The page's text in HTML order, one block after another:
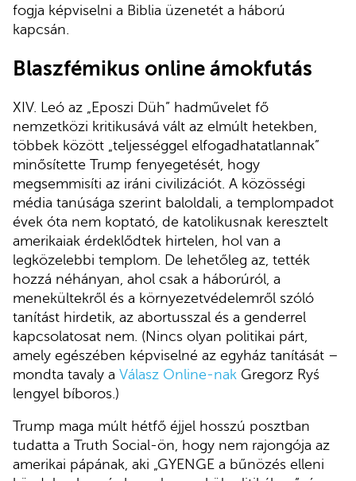
fogja képviselni a Biblia üzenetét a háború
kapcsán.
Blaszfémikus online ámokfutás
XIV. Leó az „Eposzi Düh” hadművelet fő
nemzetközi kritikusává vált az elmúlt hetekben,
többek között „teljességgel elfogadhatatlannak”
minősítette Trump fenyegetését, hogy
megsemmisíti az iráni civilizációt. A közösségi
média tanúsága szerint baloldali, a templompadot
évek óta nem koptató, de katolikusnak keresztelt
amerikaiak érdeklődtek hirtelen, hol van a
legközelebbi templom. De lehetőleg az, tették
hozzá néhányan, ahol csak a háborúról, a
menekültekről és a környezetvédelemről szóló
tanítást hirdetik, az abortusszal és a genderrel
kapcsolatosat nem. (Nincs olyan politikai párt,
amely egészében képviselné az egyház tanítását –
mondta tavaly a Válasz Online-nak Gregorz Ryś
lengyel bíboros.)
Trump maga múlt hétfő éjjel hosszú posztban
tudatta a Truth Social-ön, hogy nem rajongója az
amerikai pápának, aki „GYENGE a bűnözés elleni